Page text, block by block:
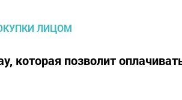
которая позволит